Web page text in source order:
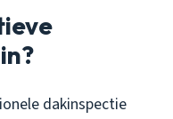
dakinspectie